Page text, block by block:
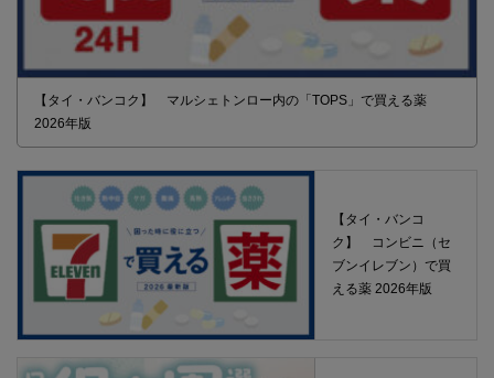
【タイ・バンコク】 マルシェトンロー内の「TOPS」で買える薬
2026年版
【タイ・バンコ
ク】 コンビニ（セ
ブンイレブン）で買
える薬 2026年版